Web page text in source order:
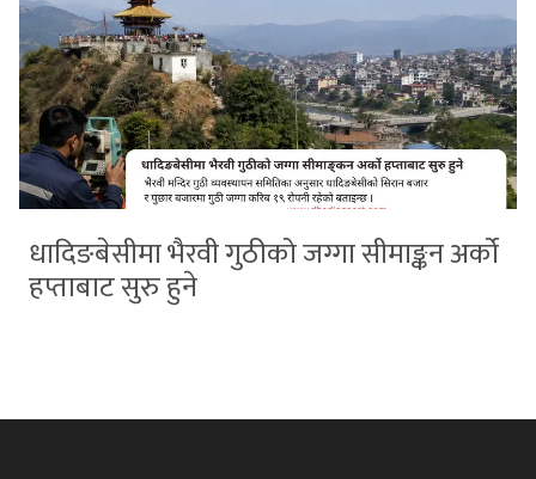
धादिङबेसीमा भैरवी गुठीको जग्गा सीमाङ्कन अर्को
हप्ताबाट सुरु हुने